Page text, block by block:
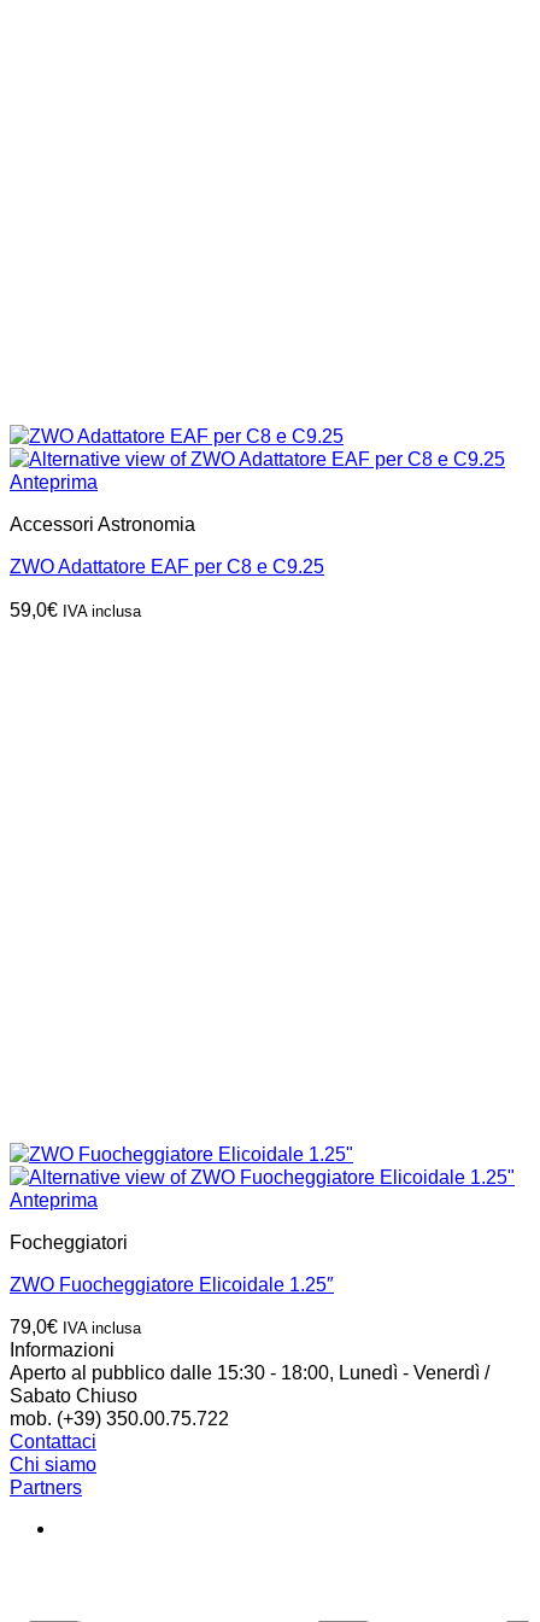
Anteprima
Accessori Astronomia
ZWO Adattatore EAF per C8 e C9.25
59,0€ IVA inclusa
Anteprima
Focheggiatori
ZWO Fuocheggiatore Elicoidale 1.25″
79,0€ IVA inclusa
Informazioni
Aperto al pubblico dalle 15:30 - 18:00, Lunedì - Venerdì /
Sabato Chiuso
mob. (+39) 350.00.75.722
Contattaci
Chi siamo
Partners